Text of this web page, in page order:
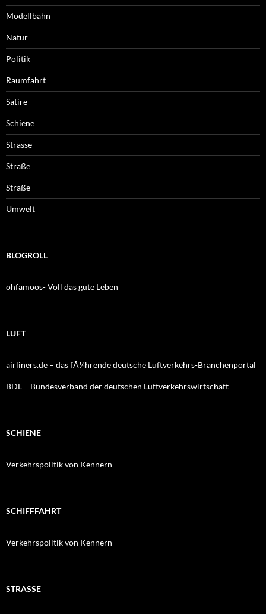
Modellbahn
Natur
Politik
Raumfahrt
Satire
Schiene
Strasse
Straße
Straße
Umwelt
BLOGROLL
ohfamoos- Voll das gute Leben
LUFT
airliners.de – das fÃ¼hrende deutsche Luftverkehrs-Branchenportal
BDL – Bundesverband der deutschen Luftverkehrswirtschaft
SCHIENE
Verkehrspolitik von Kennern
SCHIFFFAHRT
Verkehrspolitik von Kennern
STRASSE